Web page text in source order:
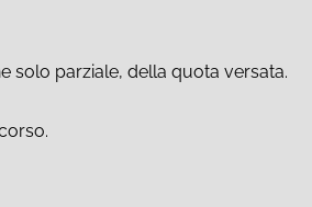
solo parziale, della quota versata.